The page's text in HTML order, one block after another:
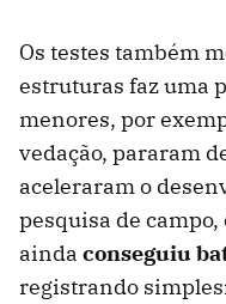
Os testes também
estruturas faz uma
menores, por
vedação, pararam
aceleraram o
pesquisa de
ainda conseguiu
registrando